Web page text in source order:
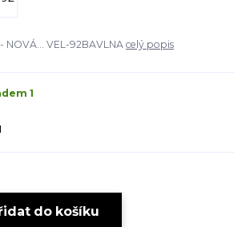
VEL-92BAVLNA celý popis
1
do košíku